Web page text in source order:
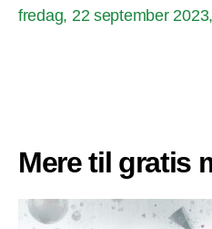
fredag, 22 september
Mere til gratis